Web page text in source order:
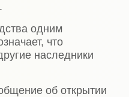
одним
что
наследники
об открытии